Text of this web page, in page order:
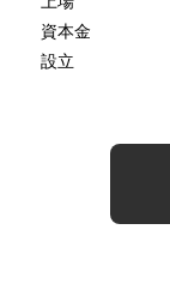
資本金
設立